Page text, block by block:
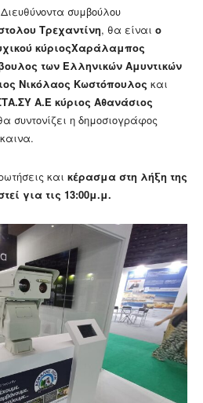
συμβούλου
Τρεχαντίνη, θα είναι ο
κύριοςΧαράλαμπος
των Ελληνικών Αμυντικών
Νικόλαος Κωστόπουλος και
Α.Ε κύριος Αθανάσιος
συντονίζει η δημοσιογράφος
και κέρασμα στη λήξη της
για τις 13:00μ.μ.